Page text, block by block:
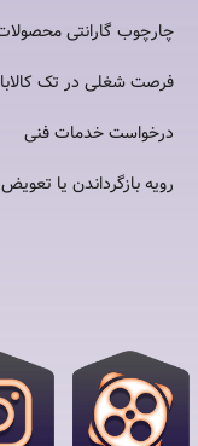
چارچوب گارانتی
فرصت شغلی در تک
درخواست خدمات فنی
رویه بازگرداندن یا تعویض